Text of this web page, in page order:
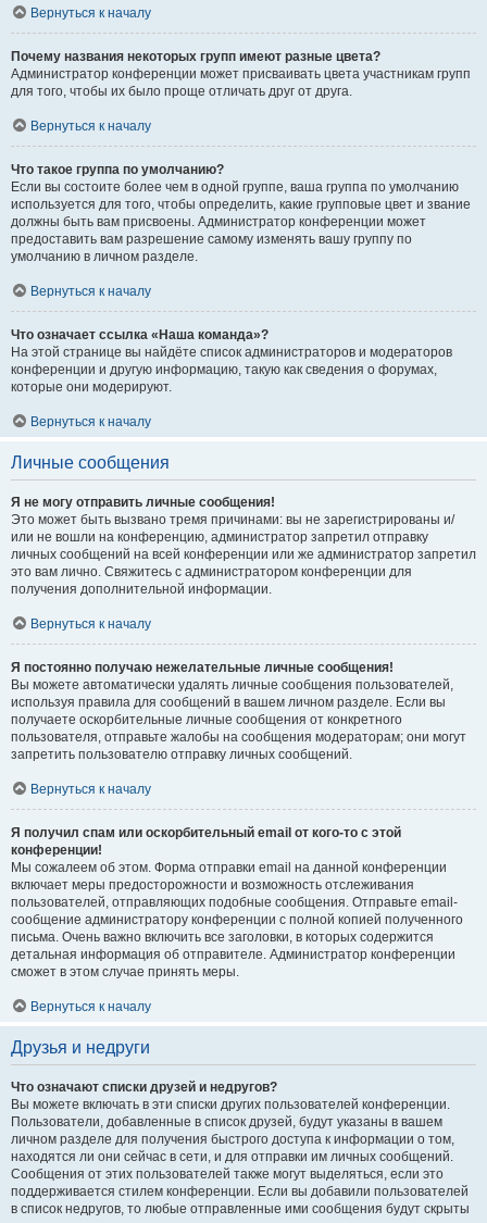
Вернуться к началу
Почему названия некоторых групп имеют разные цвета?
Администратор конференции может присваивать цвета участникам групп
для того, чтобы их было проще отличать друг от друга.
Вернуться к началу
Что такое группа по умолчанию?
Если вы состоите более чем в одной группе, ваша группа по умолчанию
используется для того, чтобы определить, какие групповые цвет и звание
должны быть вам присвоены. Администратор конференции может
предоставить вам разрешение самому изменять вашу группу по
умолчанию в личном разделе.
Вернуться к началу
Что означает ссылка «Наша команда»?
На этой странице вы найдёте список администраторов и модераторов
конференции и другую информацию, такую как сведения о форумах,
которые они модерируют.
Вернуться к началу
Личные сообщения
Я не могу отправить личные сообщения!
Это может быть вызвано тремя причинами: вы не зарегистрированы и/
или не вошли на конференцию, администратор запретил отправку
личных сообщений на всей конференции или же администратор запретил
это вам лично. Свяжитесь с администратором конференции для
получения дополнительной информации.
Вернуться к началу
Я постоянно получаю нежелательные личные сообщения!
Вы можете автоматически удалять личные сообщения пользователей,
используя правила для сообщений в вашем личном разделе. Если вы
получаете оскорбительные личные сообщения от конкретного
пользователя, отправьте жалобы на сообщения модераторам; они могут
запретить пользователю отправку личных сообщений.
Вернуться к началу
Я получил спам или оскорбительный email от кого-то с этой
конференции!
Мы сожалеем об этом. Форма отправки email на данной конференции
включает меры предосторожности и возможность отслеживания
пользователей, отправляющих подобные сообщения. Отправьте email-
сообщение администратору конференции с полной копией полученного
письма. Очень важно включить все заголовки, в которых содержится
детальная информация об отправителе. Администратор конференции
сможет в этом случае принять меры.
Вернуться к началу
Друзья и недруги
Что означают списки друзей и недругов?
Вы можете включать в эти списки других пользователей конференции.
Пользователи, добавленные в список друзей, будут указаны в вашем
личном разделе для получения быстрого доступа к информации о том,
находятся ли они сейчас в сети, и для отправки им личных сообщений.
Сообщения от этих пользователей также могут выделяться, если это
поддерживается стилем конференции. Если вы добавили пользователей
в список недругов, то любые отправленные ими сообщения будут скрыты